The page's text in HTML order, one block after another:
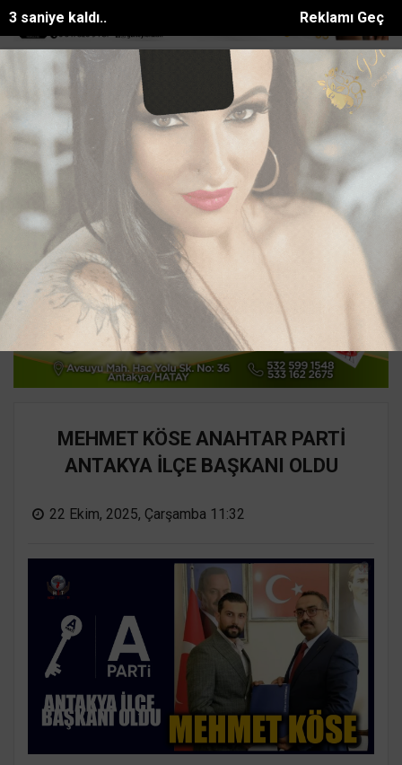
Reklamı Geç
2 saniye kaldı..
SON DAKİKA:
çocuklara bilim ve eğlence dolu yaz et... Çukurova sıcağında
Ana Sayfa SİYASET
MEHMET KÖSE ANAHTAR PARTİ
ANTAKYA İLÇE BAŞKANI OLDU
22 Ekim, 2025, Çarşamba 11:32